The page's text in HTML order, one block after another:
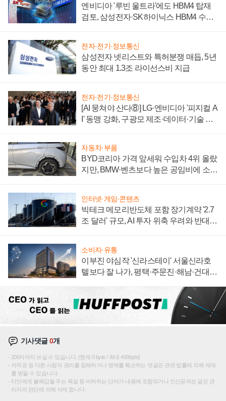
엔비디아 '루빈 울트라'에도 HBM4 탑재
검토, 삼성전자·SK하이닉스 HBM4 수율
전자·전기·정보통신
삼성전자 넷리스트와 특허분쟁 매듭, 5년
동안 최대 1.3조 라이선스비 지급
전자·전기·정보통신
[AI 뭉쳐야 산다⑧] LG·엔비디아 '피지컬 A
I' 동맹 강화, 구광모 제조·데이터·기술 결
자동차·부품
BYD코리아 가격 앞세워 수입차 4위 올랐
지만, BMW·벤츠보다 높은 공임비에 소비
인터넷·게임·콘텐츠
빅테크 메모리반도체 포함 장기계약 '2.7
조 달러' 규모, AI 투자 위축 우려와 반대
소비자·유통
이부진 야심작 '신라스테이' 서울신라호
텔보다 잘 나가, 평택·주문진·해남·건대로
기사댓글0개
200자까지 쓰실 수 있습니다. (현재 0 byte / 최대 400byte)
저작권 등 다른 사람의 권리를 침해하거나 명예를 훼손하는 댓글은 관련 법률에 의해 제재
를 받을 수 있습니다.
타인에게 불쾌감을 주는 욕설 등 비하하는 단어가 내용에 포함되거나 인신공격성 글은 관
리자의 판단에 의해 삭제 합니다.